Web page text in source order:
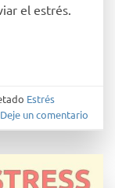
el estrés.
Estrés
Deje un comentario